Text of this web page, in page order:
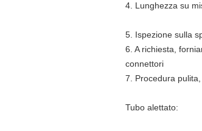
4. Lunghezza su
5. Ispezione sulla
6. A richiesta,
connettori
7. Procedura
Tubo alettato: